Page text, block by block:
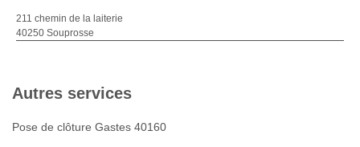
211 chemin de la laiterie
40250 Souprosse
Autres services
Pose de clôture Gastes 40160